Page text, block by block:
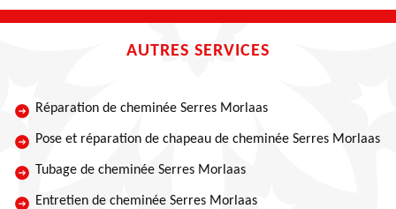
AUTRES SERVICES
Réparation de cheminée Serres Morlaas
Pose et réparation de chapeau de cheminée Serres Morlaas
Tubage de cheminée Serres Morlaas
Entretien de cheminée Serres Morlaas